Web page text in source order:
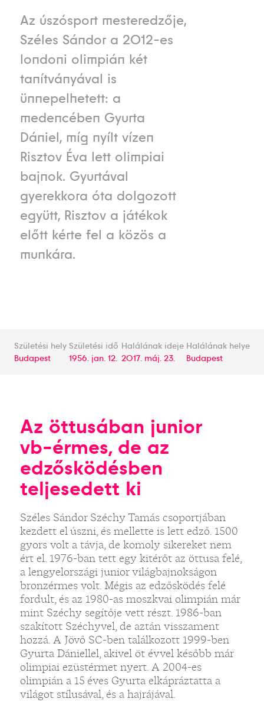
Az úszósport mesteredzője,
Széles Sándor a 2012-es
londoni olimpián két
tanítványával is
ünnepelhetett: a
medencében Gyurta
Dániel, míg nyílt vízen
Risztov Éva lett olimpiai
bajnok. Gyurtával
gyerekkora óta dolgozott
együtt, Risztov a játékok
előtt kérte fel a közös a
munkára.
Születési hely
Budapest
Születési idő
1956. jan. 12.
Halálának ideje
2017. máj. 23.
Halálának helye
Budapest
Az öttusában junior
vb-érmes, de az
edzősködésben
teljesedett ki
Széles Sándor Széchy Tamás csoportjában
kezdett el úszni, és mellette is lett edző. 1500
gyors volt a távja, de komoly sikereket nem
ért el. 1976-ban tett egy kitérőt az öttusa felé,
a lengyelországi junior világbajnokságon
bronzérmes volt. Mégis az edzősködés felé
fordult, és az 1980-as moszkvai olimpián már
mint Széchy segítője vett részt. 1986-ban
szakított Széchyvel, de aztán visszament
hozzá. A Jövő SC-ben találkozott 1999-ben
Gyurta Dániellel, akivel öt évvel később már
olimpiai ezüstérmet nyert. A 2004-es
olimpián a 15 éves Gyurta elkápráztatta a
világot stílusával, és a hajrájával.